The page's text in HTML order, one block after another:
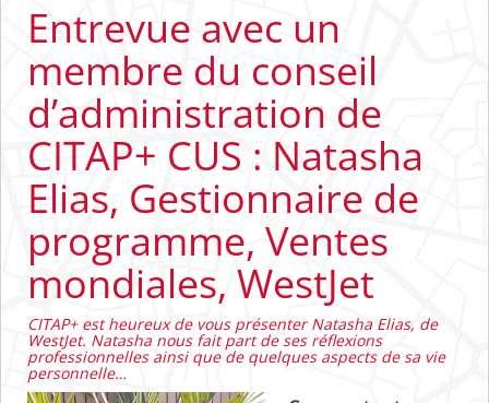
Entrevue avec un
membre du conseil
d’administration de
CITAP+ CUS : Natasha
Elias, Gestionnaire de
programme, Ventes
mondiales, WestJet
CITAP+ est heureux de vous présenter Natasha Elias, de
WestJet. Natasha nous fait part de ses réflexions
professionnelles ainsi que de quelques aspects de sa vie
personnelle…